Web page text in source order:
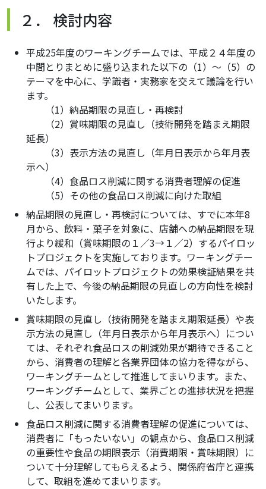
２． 検討内容
平成25年度のワーキングチームでは、平成２４年度の
中間とりまとめに盛り込まれた以下の（1）～（5）の
テーマを中心に、学識者・実務家を交えて議論を行い
ます。
（1）納品期限の見直し・再検討
（2）賞味期限の見直し（技術開発を踏まえ期限
延長）
（3）表示方法の見直し（年月日表示から年月表
示へ）
（4）食品ロス削減に関する消費者理解の促進
（5）その他の食品ロス削減に向けた取組
納品期限の見直し・再検討については、すでに本年8
月から、飲料・菓子を対象に、店舗への納品期限を現
行より緩和（賞味期限の１／3→１／2）するパイロッ
トプロジェクトを実施しております。ワーキングチー
ムでは、パイロットプロジェクトの効果検証結果を共
有した上で、今後の納品期限の見直しの方向性を検討
いたします。
賞味期限の見直し（技術開発を踏まえ期限延長）や表
示方法の見直し（年月日表示から年月表示へ）につい
ては、それぞれ食品ロスの削減効果が期待できること
から、消費者の理解と各業界団体の協力を得ながら、
ワーキングチームとして推進してまいります。また、
ワーキングチームとして、業界ごとの進捗状況を把握
し、公表してまいります。
食品ロス削減に関する消費者理解の促進については、
消費者に「もったいない」の観点から、食品ロス削減
の重要性や食品の期限表示（消費期限・賞味期限）に
ついて十分理解してもらえるよう、関係府省庁と連携
して、取組を進めてまいります。